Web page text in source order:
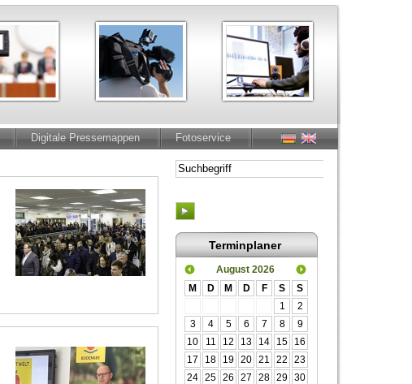
Digitale Pressemappen Fotoservice
Terminplaner
August 2026
M
D M D F S
S
1
2
3
4 5 6 7 8
9
10
11 12 13 14 15
16
17
18 19 20 21 22
23
24 25 26 27 28 29 30